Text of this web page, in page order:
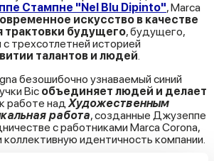
Стампне "Nel Blu Dipinto", Marca
искусство в качестве
трактовки будущего, будущего,
трехсотлетней историей
талантов и людей.
безошибочно узнаваемый синий
Bic объединяет людей и делает
к работе надХудожественным
работа, созданные Джузеппе
с работниками Marca Corona,
идентичность компании.